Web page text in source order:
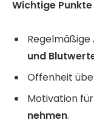
Wichtige
und
Offenheit
Motivation für
nehmen.